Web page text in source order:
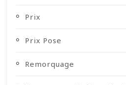
Prix
Prix Pose
Remorquage